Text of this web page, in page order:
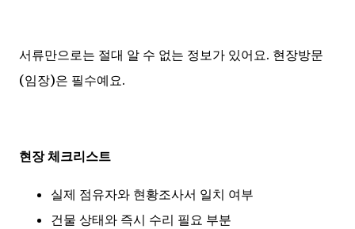
서류만으로는 절대 알 수 없는 정보가 있어요. 현장방문
(임장)은 필수예요.
현장 체크리스트
실제 점유자와 현황조사서 일치 여부
건물 상태와 즉시 수리 필요 부분